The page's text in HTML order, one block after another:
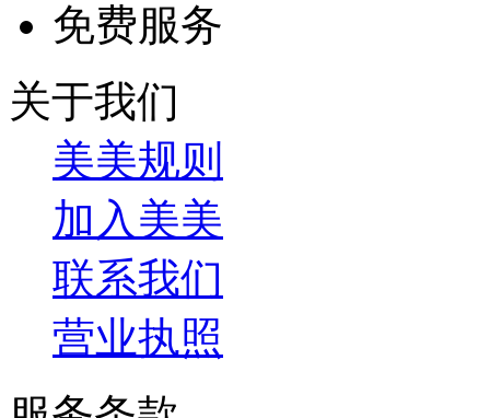
免费服务
关于我们
美美规则
加入美美
联系我们
营业执照